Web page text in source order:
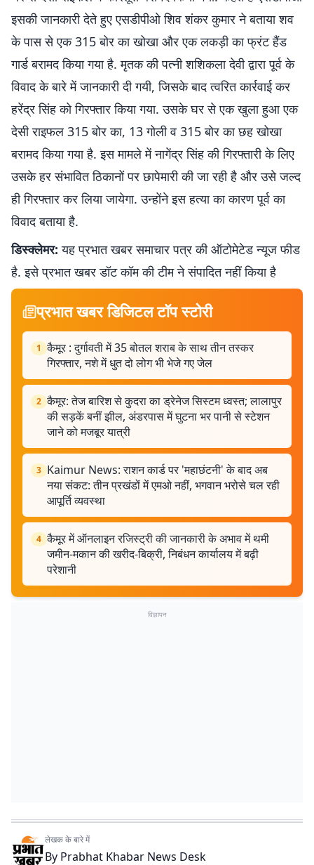
इसकी जानकारी देते हुए एसडीपीओ शिव शंकर कुमार ने बताया शव
के पास से एक 315 बोर का खोखा और एक लकड़ी का फ्रंट हैंड
गार्ड बरामद किया गया है. मृतक की पत्नी शशिकला देवी द्वारा पूर्व के
विवाद के बारे में जानकारी दी गयी, जिसके बाद त्वरित कार्रवाई कर
हरेंद्र सिंह को गिरफ्तार किया गया. उसके घर से एक खुला हुआ एक
देसी राइफल 315 बोर का, 13 गोली व 315 बोर का छह खोखा
बरामद किया गया है. इस मामले में नागेंद्र सिंह की गिरफ्तारी के लिए
उसके हर संभावित ठिकानों पर छापेमारी की जा रही है और उसे जल्द
ही गिरफ्तार कर लिया जायेगा. उन्होंने इस हत्या का कारण पूर्व का
विवाद बताया है.
डिस्क्लेमर: यह प्रभात खबर समाचार पत्र की ऑटोमेटेड न्यूज फीड
है. इसे प्रभात खबर डॉट कॉम की टीम ने संपादित नहीं किया है
प्रभात खबर डिजिटल टॉप स्टोरी
1 कैमूर : दुर्गावती में 35 बोतल शराब के साथ तीन तस्कर
गिरफ्तार, नशे में धुत दो लोग भी भेजे गए जेल
2 कैमूर: तेज बारिश से कुदरा का ड्रेनेज सिस्टम ध्वस्त; लालापुर
की सड़कें बनीं झील, अंडरपास में घुटना भर पानी से स्टेशन
जाने को मजबूर यात्री
3 Kaimur News: राशन कार्ड पर 'महाछंटनी' के बाद अब
नया संकट: तीन प्रखंडों में एमओ नहीं, भगवान भरोसे चल रही
आपूर्ति व्यवस्था
4 कैमूर में ऑनलाइन रजिस्ट्री की जानकारी के अभाव में थमी
जमीन-मकान की खरीद-बिक्री, निबंधन कार्यालय में बढ़ी
परेशानी
विज्ञापन
लेखक के बारे में
By Prabhat Khabar News Desk